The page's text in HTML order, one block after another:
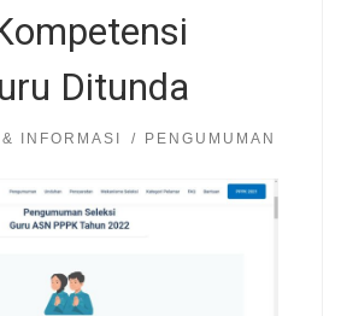
Ditunda
& INFORMASI PENGUMUMAN